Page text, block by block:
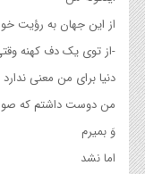
از این جهان به رؤیت
-از توی یک دف کهنه
دنیا برای من معنی ندارد
من دوست داشتم که
وَ بمیرم
اما نشد